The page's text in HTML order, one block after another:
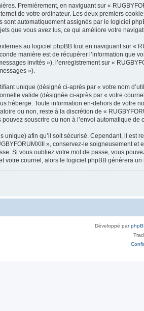
Premièrement, en naviguant sur «
de votre ordinateur. Les deux premiers
automatiquement assignés par le logiciel
que vous avez lus, ce qui améliore votre
au logiciel phpBB tout en naviguant sur «
manière est de récupérer l’information que
invités »), l’enregistrement sur «
»).
unique (désigné ci-après par « votre nom
valide (désignée ci-après par « votre
héberge. Toute information en-dehors de votre
ou non, reste à la discrétion de «
souscrire ou non à l’envoi automatique de
unique) afin qu’il soit sécurisé. Cependant, il
», conservez-le soigneusement
Si vous oubliez votre mot de passe, vous
votre courriel, alors le logiciel phpBB générera
Développé par